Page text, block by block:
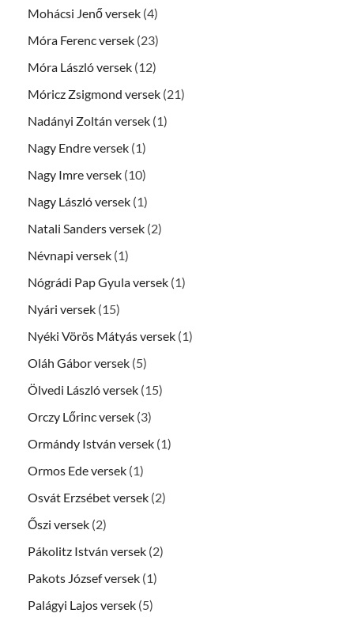
Mohácsi Jenő versek (4)
Móra Ferenc versek (23)
Móra László versek (12)
Móricz Zsigmond versek (21)
Nadányi Zoltán versek (1)
Nagy Endre versek (1)
Nagy Imre versek (10)
Nagy László versek (1)
Natali Sanders versek (2)
Névnapi versek (1)
Nógrádi Pap Gyula versek (1)
Nyári versek (15)
Nyéki Vörös Mátyás versek (1)
Oláh Gábor versek (5)
Ölvedi László versek (15)
Orczy Lőrinc versek (3)
Ormándy István versek (1)
Ormos Ede versek (1)
Osvát Erzsébet versek (2)
Őszi versek (2)
Pákolitz István versek (2)
Pakots József versek (1)
Palágyi Lajos versek (5)